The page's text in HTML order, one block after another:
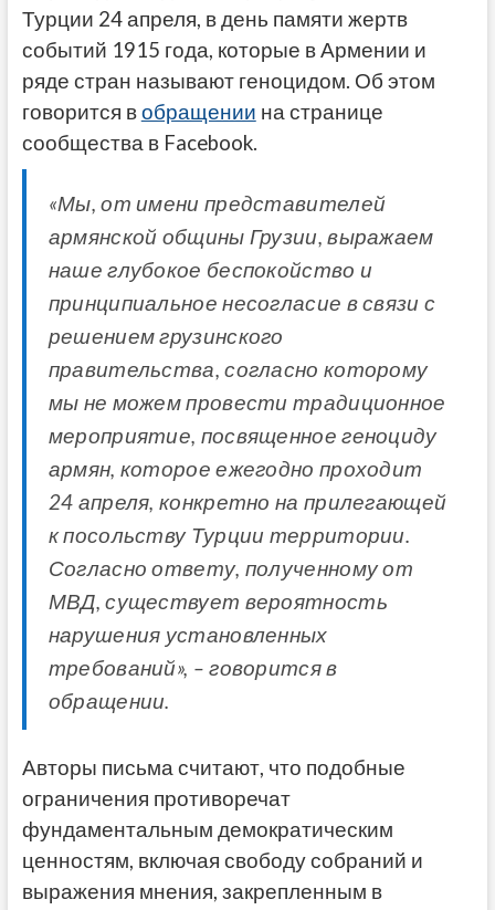
Турции 24 апреля, в день памяти жертв
событий 1915 года, которые в Армении и
ряде стран называют геноцидом. Об этом
говорится вобращении на странице
сообщества в Facebook.
«Мы, от имени представителей
армянской общины Грузии, выражаем
наше глубокое беспокойство и
принципиальное несогласие в связи с
решением грузинского
правительства, согласно которому
мы не можем провести традиционное
мероприятие, посвященное геноциду
армян, которое ежегодно проходит
24 апреля, конкретно на прилегающей
к посольству Турции территории.
Согласно ответу, полученному от
МВД, существует вероятность
нарушения установленных
требований», – говорится в
обращении.
Авторы письмасчитают, что подобные
ограничения противоречат
фундаментальным демократическим
ценностям, включая свободу собраний и
выражения мнения, закрепленным в